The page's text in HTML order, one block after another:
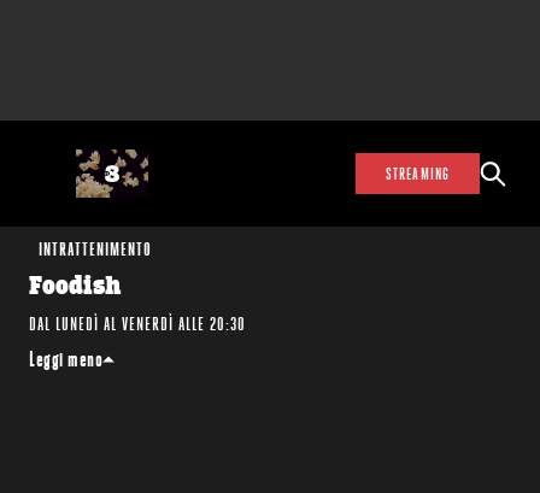
STREAMING
INTRATTENIMENTO
Foodish
DAL LUNEDÌ AL VENERDÌ ALLE 20:30
Leggi meno